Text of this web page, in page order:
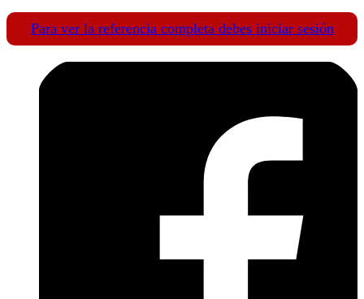
Para ver la referencia completa debes iniciar sesión